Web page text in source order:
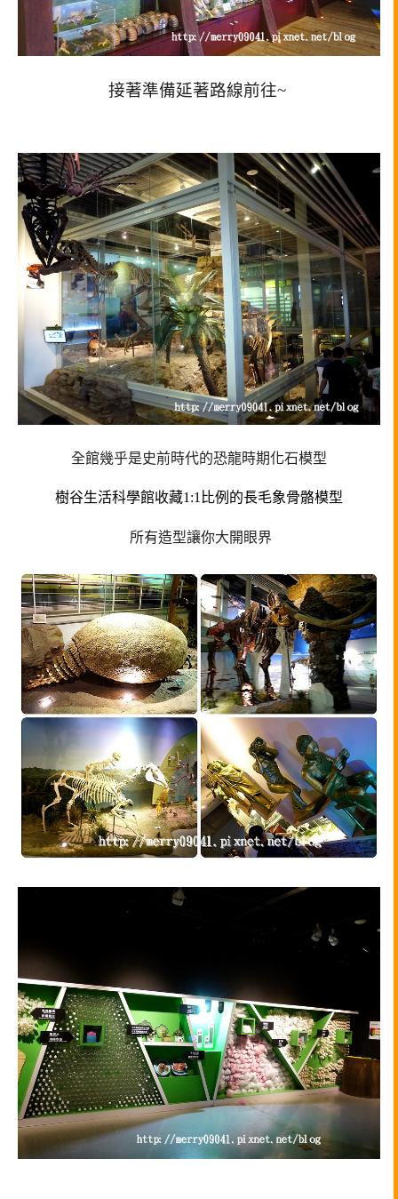
接著準備延著路線前往~
全館幾乎是史前時代的恐龍時期化石模型
樹谷生活科學館收藏1:1比例的長毛象骨骼模型
所有造型讓你大開眼界